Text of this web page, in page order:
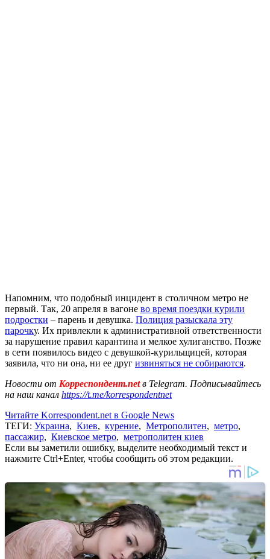
Напомним, что подобный инцидент в столичном метро не
первый. Так, 20 апреля в вагоне во время поездки курили
подростки – парень и девушка. Полиция разыскала эту
парочку. Их привлекли к административной ответственности
за нарушение правил карантина и мелкое хулиганство. Позже
в сети появилось видео с девушкой-курильщицей, которая
заявила, что ни она, ни ее друг извиняться не собираются.
Новости от Корреспондент.netв Telegram. Подписывайтесь
на наш канал https://t.me/korrespondentnet
Читайте Korrespondent.net в Google News
ТЕГИ: Украина, Киев, курение, Метрополитен, метро,
пассажир, Киевское метро, метрополитен киев
Если вы заметили ошибку, выделите необходимый текст и
нажмите Ctrl+Enter, чтобы сообщить об этом редакции.